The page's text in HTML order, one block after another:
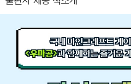
니다. 화려하고 멋진 그래픽을 내세우던
들 수 있다는 설명에 왠지 모르게 끌리기
래프트에 빠져들게 되었습니다.
생각보다 훨씬 멋진 게임이었습니다. 단